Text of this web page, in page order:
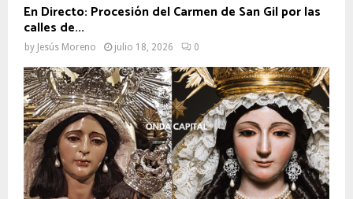
En Directo: Procesión del Carmen de San Gil por las
calles de...
by Jesús Moreno julio 18, 2026 0